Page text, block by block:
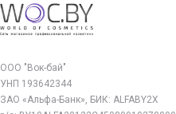
ООО "Вок-бай"
УНП 193642344
ЗАО «Альфа-Банк», БИК: ALFABY2X